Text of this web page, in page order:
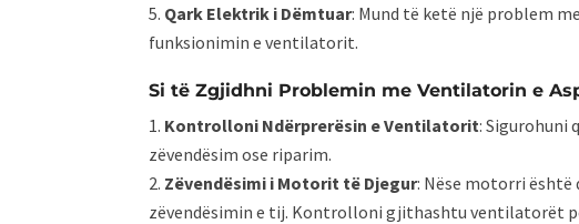
Qark Elektrik i Dëmtuar: Mund të ketë një problem
funksionimin e ventilatorit.
Si të Zgjidhni Problemin me Ventilatorin e
Kontrolloni Ndërprerësin e Ventilatorit: Sigurohuni
zëvendësim ose riparim.
Zëvendësimi i Motorit të Djegur: Nëse motorri
zëvendësimin e tij. Kontrolloni gjithashtu ventilatorët